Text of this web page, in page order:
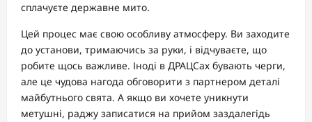
сплачуєте державне мито.
Цей процес має свою особливу атмосферу. Ви заходите
до установи, тримаючись за руки, і відчуваєте, що
робите щось важливе. Іноді в ДРАЦСах бувають черги,
але це чудова нагода обговорити з партнером деталі
майбутнього свята. А якщо ви хочете уникнути
метушні, раджу записатися на прийом заздалегідь